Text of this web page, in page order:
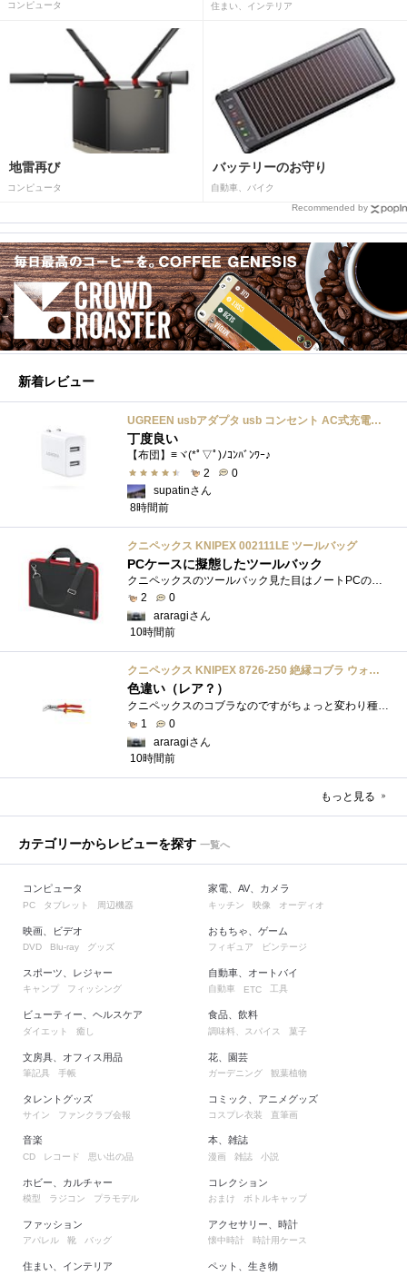
コンピュータ 住まい、インテリア
地雷再び
コンピュータ
バッテリーのお守り
自動車、バイク
Recommended by
新着レビュー
UGREEN usbアダプタ usb コンセント AC式充電器 3.1A PSE認証済み 折りたたみ式プラグ 2ポート
丁度良い
【布団】≡ヾ(*ﾟ▽ﾟ)ﾉｺﾝﾊﾞﾝﾜｰ♪
2
0
supatinさん
8時間前
クニペックス KNIPEX 002111LE ツールバッグ
PCケースに擬態したツールバック
2
0
araragiさん
10時間前
クニペックス KNIPEX 8726-250 絶縁コブラ ウォーターポンププライヤー 1000V
色違い（レア？）
クニペックスのコブラなのですがちょっと変わり種の電気工事用の絶縁コブラになります。グリップ部分が絶縁仕様になっているだけで普通の用�...
1
0
araragiさん
10時間前
もっと見る
カテゴリーからレビューを探す 一覧へ
コンピュータ
PC タブレット 周辺機器
映画、ビデオ
DVD Blu-ray グッズ
スポーツ、レジャー
キャンプ フィッシング
ビューティー、ヘルスケア
ダイエット 癒し
文房具、オフィス用品
筆記具 手帳
タレントグッズ
サイン ファンクラブ会報
家電、AV、カメラ
キッチン 映像 オーディオ
おもちゃ、ゲーム
フィギュア ビンテージ
自動車、オートバイ
自動車 ETC 工具
食品、飲料
調味料、スパイス 菓子
花、園芸
ガーデニング 観葉植物
コミック、アニメグッズ
コスプレ衣装 直筆画
音楽
CD レコード 思い出の品
ホビー、カルチャー
模型 ラジコン プラモデル
ファッション
アパレル 靴 バッグ
住まい、インテリア
本、雑誌
漫画 雑誌 小説
コレクション
おまけ ボトルキャップ
アクセサリー、時計
懐中時計 時計用ケース
ペット、生き物